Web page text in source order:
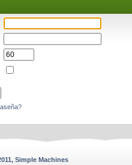
Simple Machines